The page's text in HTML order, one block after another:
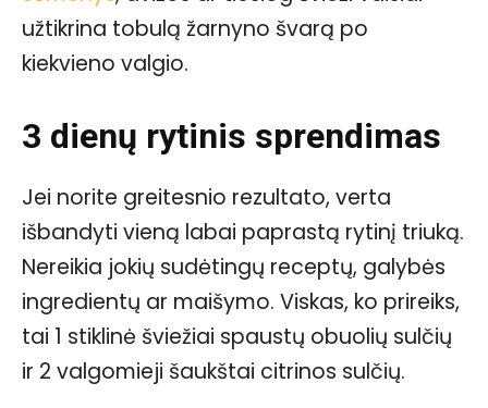
užtikrina tobulą žarnyno švarą po
kiekvieno valgio.
3 dienų rytinis sprendimas
Jei norite greitesnio rezultato, verta
išbandyti vieną labai paprastą rytinį triuką.
Nereikia jokių sudėtingų receptų, galybės
ingredientų ar maišymo. Viskas, ko prireiks,
tai 1 stiklinė šviežiai spaustų obuolių sulčių
ir 2 valgomieji šaukštai citrinos sulčių.